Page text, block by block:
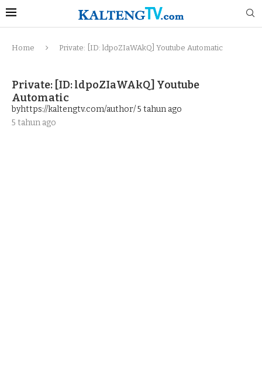
Home Private: [ID: ldpoZIaWAkQ] Youtube Automatic
Private: [ID: ldpoZIaWAkQ] Youtube
Automatic
byhttps://kaltengtv.com/author/5 tahun ago
5 tahun ago